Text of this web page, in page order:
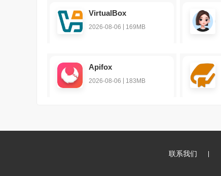
VirtualBox
2026-08-06 169MB
Apifox
2026-08-06 183MB
联系我们